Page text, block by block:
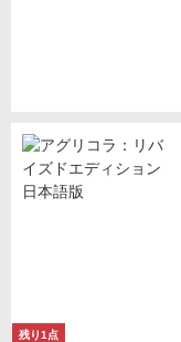
残り1点